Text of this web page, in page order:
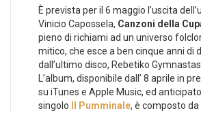
È prevista per il 6 maggio l’uscita
Vinicio Capossela, Canzoni della
pieno di richiami ad un universo
mitico, che esce a ben cinque anni di
dall’ultimo disco, Rebetiko
L’album, disponibile dall’ 8 aprile in
su iTunes e Apple Music, ed anticipato
singolo
Il Pumminale, è composto da